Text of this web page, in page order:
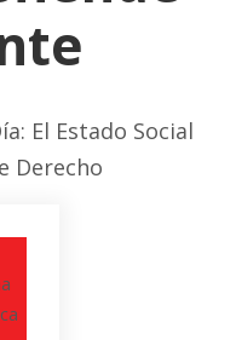
El Estado Social
Derecho